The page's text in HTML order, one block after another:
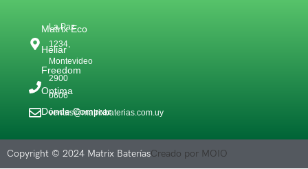
La Paz
1234,
Montevideo
2900
0606
ventas@matrixbaterias.com.uy
Matrix Eco
Heliar
Freedom
Optima
Dónde Comprar
Copyright © 2024 Matrix BateríasCreado por MOIO